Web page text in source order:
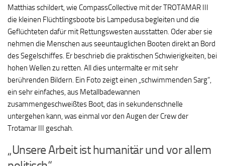
Matthias schildert, wie CompassCollective mit der TROTAMAR III
die kleinen Flüchtlingsboote bis Lampedusa begleiten und die
Geflüchteten dafür mit Rettungswesten ausstatten. Oder aber sie
nehmen die Menschen aus seeuntauglichen Booten direkt an Bord
des Segelschiffes. Er beschrieb die praktischen Schwierigkeiten, bei
hohen Wellen zu retten. All dies untermalte er mit sehr
berührenden Bildern. Ein Foto zeigt einen „schwimmenden Sarg“,
ein sehr einfaches, aus Metallbadewannen
zusammengeschweißtes Boot, das in sekundenschnelle
untergehen kann, was einmal vor den Augen der Crew der
Trotamar III geschah.
„Unsere Arbeit ist humanitär und vor allem